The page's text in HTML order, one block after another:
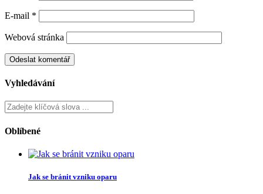
E-mail *
Webová stránka
Vyhledávání
Oblíbené
Jak se bránit vzniku oparu